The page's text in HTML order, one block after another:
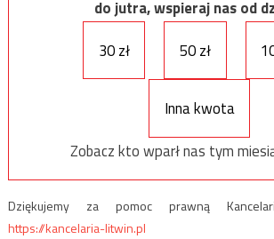
do jutra, wspieraj nas od
30 zł
50 zł
Inna kwota
Zobacz kto wparł nas tym
Dziękujemy za pomoc prawną
https://kancelaria-litwin.pl